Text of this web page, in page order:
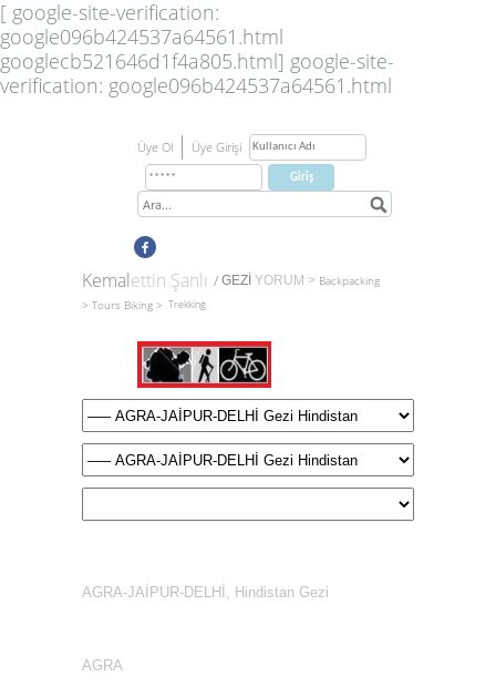
[ google-site-verification:
google096b424537a64561.html
googlecb521646d1f4a805.html] google-site-
verification: google096b424537a64561.html
Üye Ol Üye Girişi
Kemalettin Şanlı / GEZİ YORUM > Backpacking
> Tours Biking > Trekking
AGRA-JAİPUR-DELHİ, Hindistan Gezi
AGRA